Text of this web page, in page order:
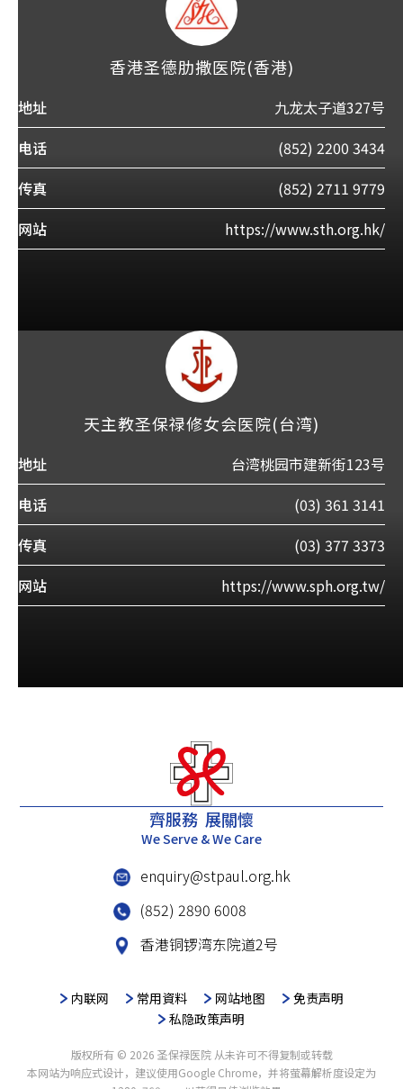
香港圣德肋撒医院(香港)
地址
九龙太子道327号
电话
(852) 2200 3434
传真
(852) 2711 9779
网站
https://www.sth.org.hk/
天主教圣保禄修女会医院(台湾)
地址
台湾桃园市建新街123号
电话
(03) 361 3141
传真
(03) 377 3373
网站
https://www.sph.org.tw/
齊服務 展關懷
We Serve & We Care
enquiry@stpaul.org.hk
(852) 2890 6008
香港铜锣湾东院道2号
内联网 常用資料 网站地图
免责声明
私隐政策声明
版权所有 © 2026 圣保禄医院 从未许可不得复制或转载
本网站为响应式设计，建议使用Google Chrome，并将萤幕解析度设定为